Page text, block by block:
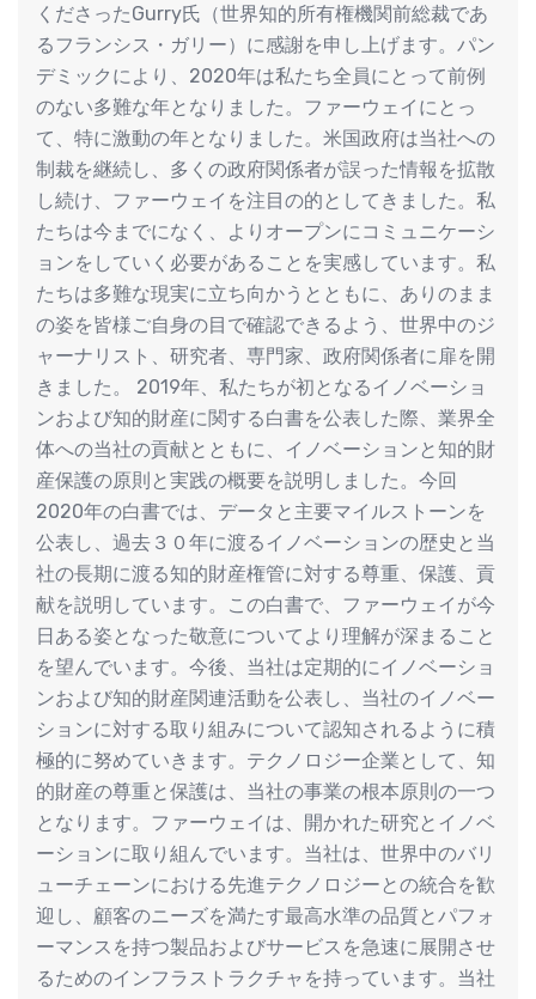
くださったGurry氏（世界知的所有権機関前総裁であ
るフランシス・ガリー）に感謝を申し上げます。パン
デミックにより、2020年は私たち全員にとって前例
のない多難な年となりました。ファーウェイにとっ
て、特に激動の年となりました。米国政府は当社への
制裁を継続し、多くの政府関係者が誤った情報を拡散
し続け、ファーウェイを注目の的としてきました。私
たちは今までになく、よりオープンにコミュニケーシ
ョンをしていく必要があることを実感しています。私
たちは多難な現実に立ち向かうとともに、ありのまま
の姿を皆様ご自身の目で確認できるよう、世界中のジ
ャーナリスト、研究者、専門家、政府関係者に扉を開
きました。 2019年、私たちが初となるイノベーショ
ンおよび知的財産に関する白書を公表した際、業界全
体への当社の貢献とともに、イノベーションと知的財
産保護の原則と実践の概要を説明しました。今回
2020年の白書では、データと主要マイルストーンを
公表し、過去３０年に渡るイノベーションの歴史と当
社の長期に渡る知的財産権管に対する尊重、保護、貢
献を説明しています。この白書で、ファーウェイが今
日ある姿となった敬意についてより理解が深まること
を望んでいます。今後、当社は定期的にイノベーショ
ンおよび知的財産関連活動を公表し、当社のイノベー
ションに対する取り組みについて認知されるように積
極的に努めていきます。テクノロジー企業として、知
的財産の尊重と保護は、当社の事業の根本原則の一つ
となります。ファーウェイは、開かれた研究とイノベ
ーションに取り組んでいます。当社は、世界中のバリ
ューチェーンにおける先進テクノロジーとの統合を歓
迎し、顧客のニーズを満たす最高水準の品質とパフォ
ーマンスを持つ製品およびサービスを急速に展開させ
るためのインフラストラクチャを持っています。当社